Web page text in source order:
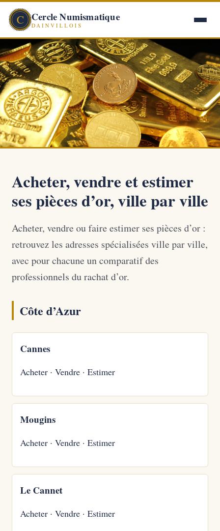
C Cercle Numismatique
DAINVILLOIS
Acheter, vendre et estimer
ses pièces d’or, ville par ville
Acheter, vendre ou faire estimer ses pièces d’or :
retrouvez les adresses spécialisées ville par ville,
avec pour chacune un comparatif des
professionnels du rachat d’or.
Côte d’Azur
Cannes
Acheter · Vendre · Estimer
Mougins
Acheter · Vendre · Estimer
Le Cannet
Acheter · Vendre · Estimer